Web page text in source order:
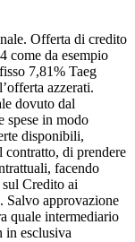
Offerta di credito
come da esempio
7,81% Taeg
azzerati.
dovuto dal
spese in modo
disponibili,
di prendere
facendo
Credito ai
Salvo approvazione
quale intermediario
in esclusiva